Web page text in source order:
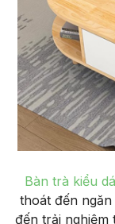
Bàn trà kiểu
thoát đến
đến trải nghiệm